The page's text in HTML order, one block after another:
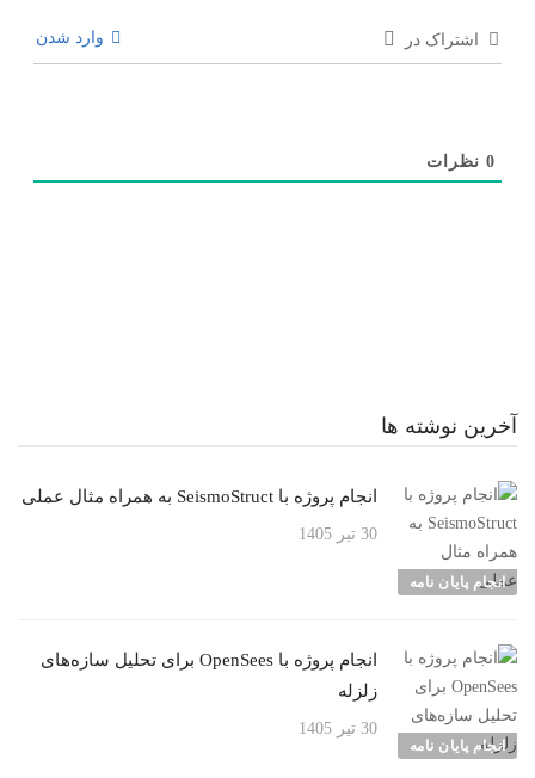
اشتراک در وارد شدن
0نظرات
آخرین نوشته ها
انجام پایان نامه
انجام پروژه با SeismoStruct به همراه مثال عملی
30 تیر 1405
انجام پایان نامه
انجام پروژه با OpenSees برای تحلیل سازه‌های
زلزله
30 تیر 1405